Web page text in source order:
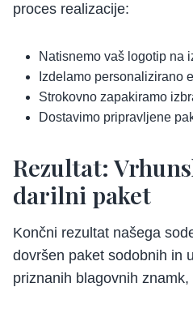
proces realizacije:
Natisnemo vaš logotip na
Izdelamo personalizirano
Strokovno zapakiramo
Dostavimo pripravljene
Rezultat:
darilni paket
Končni rezultat našega
dovršen paket sodobnih in
priznanih blagovnih znamk,